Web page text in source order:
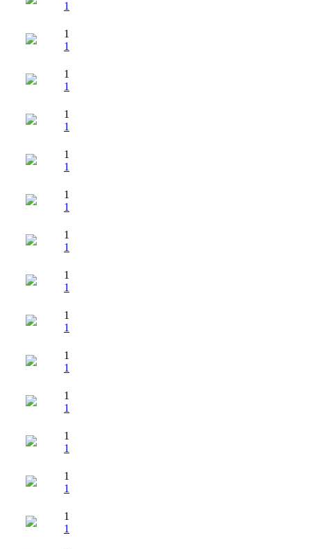
1
1
1
1
1
1
1
1
1
1
1
1
1
1
1
1
1
1
1
1
1
1
1
1
1
1
1